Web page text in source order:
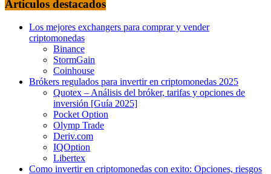
Articulos destacados
Los mejores exchangers para comprar y vender
criptomonedas
Binance
StormGain
Coinhouse
Brókers regulados para invertir en criptomonedas 2025
Quotex – Análisis del bróker, tarifas y opciones de
inversión [Guía 2025]
Pocket Option
Olymp Trade
Deriv.com
IQOption
Libertex
Como invertir en criptomonedas con exito: Opciones, riesgos